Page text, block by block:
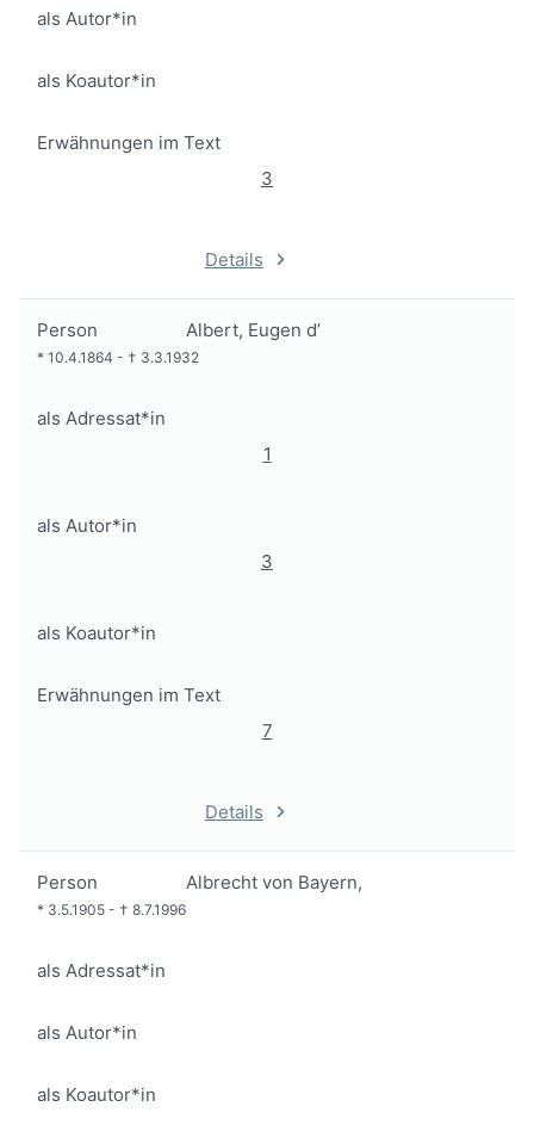
als Autor*in
als Koautor*in
Erwähnungen im Text
3
Details
Person Albert, Eugen d’
* 10.4.1864 - † 3.3.1932
als Adressat*in
1
als Autor*in
3
als Koautor*in
Erwähnungen im Text
7
Details
Person Albrecht von Bayern,
* 3.5.1905 - † 8.7.1996
als Adressat*in
als Autor*in
als Koautor*in